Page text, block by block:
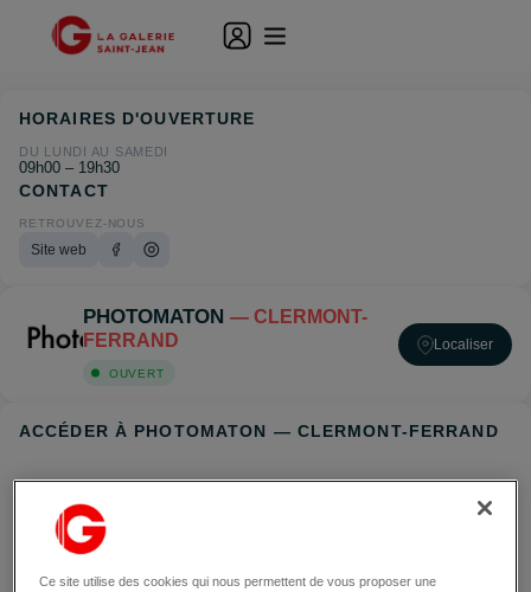
PHOTOMATON — CLERMONT-
FERRAND
OUVERT
Localiser
ACCÉDER À PHOTOMATON — CLERMONT-FERRAND
HORAIRES D'OUVERTURE
DU LUNDI AU SAMEDI
09h00 – 19h30
CONTACT
RETROUVEZ-NOUS
Site web
Ce site utilise des cookies qui nous permettent de vous proposer une